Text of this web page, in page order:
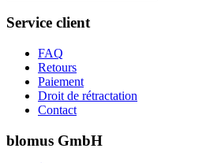
Service client
FAQ
Retours
Paiement
Droit de rétractation
Contact
blomus GmbH